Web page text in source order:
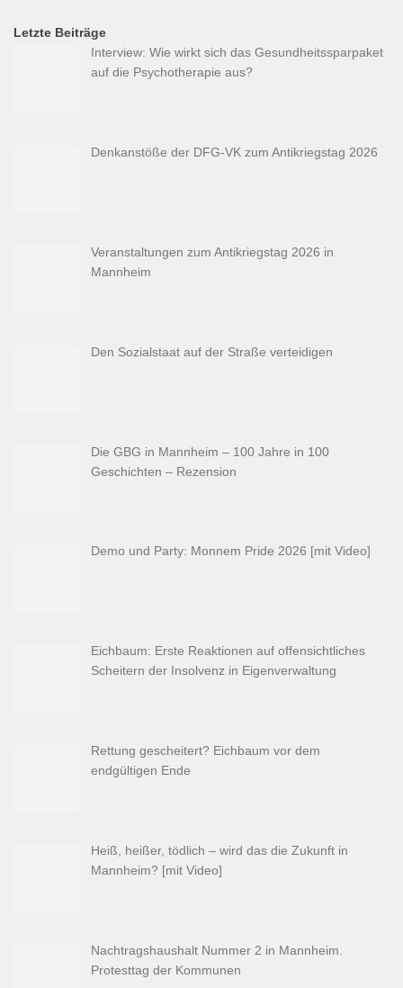
Letzte Beiträge
Interview: Wie wirkt sich das Gesundheitssparpaket
auf die Psychotherapie aus?
Denkanstöße der DFG-VK zum Antikriegstag 2026
Veranstaltungen zum Antikriegstag 2026 in
Mannheim
Den Sozialstaat auf der Straße verteidigen
Die GBG in Mannheim – 100 Jahre in 100
Geschichten – Rezension
Demo und Party: Monnem Pride 2026 [mit Video]
Eichbaum: Erste Reaktionen auf offensichtliches
Scheitern der Insolvenz in Eigenverwaltung
Rettung gescheitert? Eichbaum vor dem
endgültigen Ende
Heiß, heißer, tödlich – wird das die Zukunft in
Mannheim? [mit Video]
Nachtragshaushalt Nummer 2 in Mannheim.
Protesttag der Kommunen